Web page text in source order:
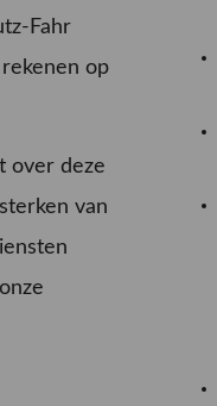
Fahr
op
over deze
van